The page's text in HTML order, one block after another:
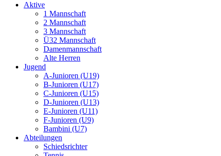
Aktive
1 Mannschaft
2 Mannschaft
3 Mannschaft
Ü32 Mannschaft
Damenmannschaft
Alte Herren
Jugend
A-Junioren (U19)
B-Junioren (U17)
C-Junioren (U15)
D-Junioren (U13)
E-Junioren (U11)
F-Junioren (U9)
Bambini (U7)
Abteilungen
Schiedsrichter